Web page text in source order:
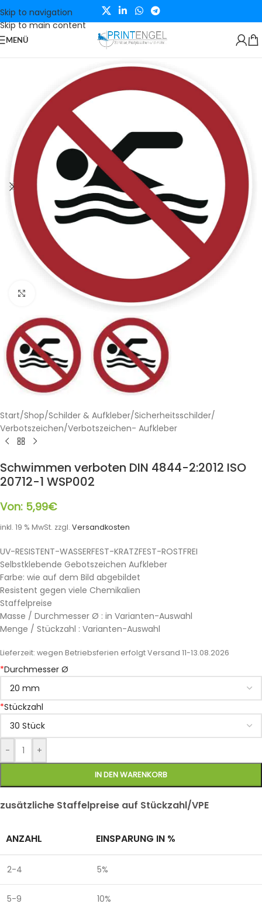
Skip to navigation
Skip to main content
MENÜ
Klicken zum Vergrößern
Start/Shop/Schilder & Aufkleber/Sicherheitsschilder/
Verbotszeichen/Verbotszeichen- Aufkleber
Schwimmen verboten DIN 4844-2:2012 ISO
20712-1 WSP002
Von: 5,99€
inkl. 19 % MwSt. zzgl. Versandkosten
UV-RESISTENT-WASSERFEST-KRATZFEST-ROSTFREI
Selbstklebende Gebotszeichen Aufkleber
Farbe: wie auf dem Bild abgebildet
Resistent gegen viele Chemikalien
Staffelpreise
Masse / Durchmesser Ø : in Varianten-Auswahl
Menge / Stückzahl : Varianten-Auswahl
Lieferzeit: wegen Betriebsferien erfolgt Versand 11-13.08.2026
*Durchmesser Ø
*Stückzahl
- +
IN DEN WARENKORB
zusätzliche Staffelpreise auf Stückzahl/VPE
ANZAHL EINSPARUNG IN %
2-4 5%
5-9 10%